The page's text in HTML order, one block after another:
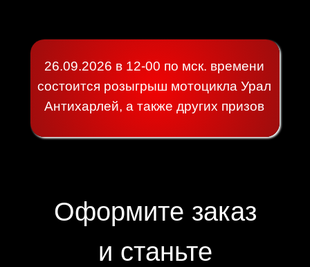
26.09.2026 в 12-00 по мск. времени
состоится розыгрыш мотоцикла Урал
Антихарлей, а также других призов
Оформите заказ
и станьте